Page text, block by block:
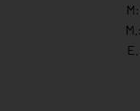
M:
M.:
E.: